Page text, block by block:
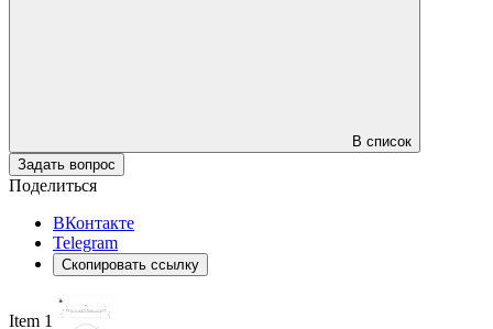
В список
Задать вопрос
Поделиться
ВКонтакте
Telegram
Скопировать ссылку
Item 1 of 3